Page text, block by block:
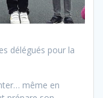
délégués pour la
même en